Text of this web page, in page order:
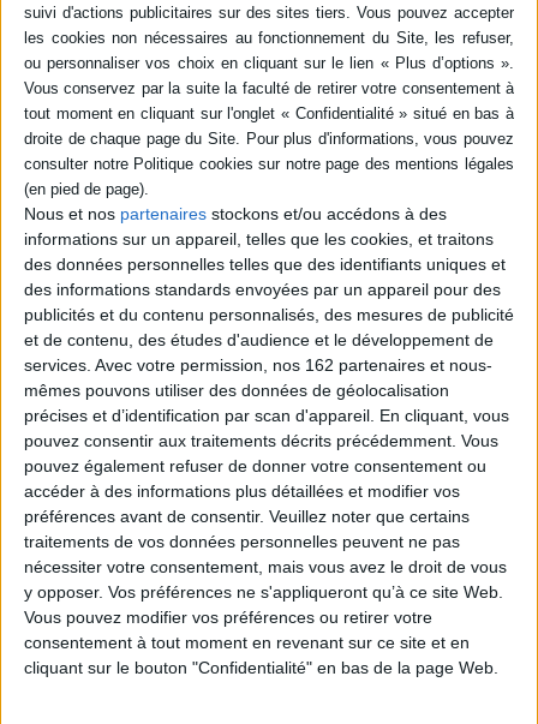
Nous et nos partenaires stockons et/ou accédons à des
informations sur un appareil, telles que les cookies, et traitons
des données personnelles telles que des identifiants uniques et
des informations standards envoyées par un appareil pour des
publicités et du contenu personnalisés, des mesures de publicité
et de contenu, des études d'audience et le développement de
services. Avec votre permission, nos 162 partenaires et nous-
mêmes pouvons utiliser des données de géolocalisation
précises et d’identification par scan d'appareil. En cliquant, vous
pouvez consentir aux traitements décrits précédemment. Vous
pouvez également refuser de donner votre consentement ou
accéder à des informations plus détaillées et modifier vos
préférences avant de consentir. Veuillez noter que certains
traitements de vos données personnelles peuvent ne pas
nécessiter votre consentement, mais vous avez le droit de vous
y opposer. Vos préférences ne s'appliqueront qu’à ce site Web.
Vous pouvez modifier vos préférences ou retirer votre
consentement à tout moment en revenant sur ce site et en
cliquant sur le bouton "Confidentialité" en bas de la page Web.
Livraison à partir de 0,01 €
-5 %Retrait en magasin avec la carte Mollat
en savoir plus
Résumé
Monsieur Grégoire, agent de la brigade d'infiltration des sectes, mène
l'enquête depuis que le carnet de Cagliostro a été volé dans le palais des
Rohan de Strasbourg. ©Electre 2026
Fiche Technique
06/04/2011
Thématique : Aventure  Récit  Histoire  Western BD Adulte
Auteur(s) :Auteur :Didier ConvardAuteur (illustrateur) :Denis Falque
Auteur (illustrateur) :André Juillard
Éditeur(s) :Glénat
Collection(s) : La loge noire
Contributeur(s) :Coloriste : Paul
Série(s) : Le triangle secret
ISBN :
EAN13 :
Reliure :Cartonné
Pages :56